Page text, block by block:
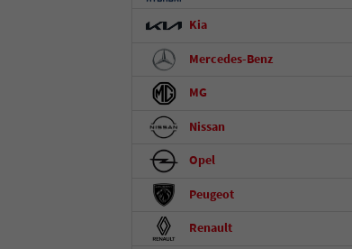
Kia
Mercedes-Benz
MG
Nissan
Opel
Peugeot
Renault